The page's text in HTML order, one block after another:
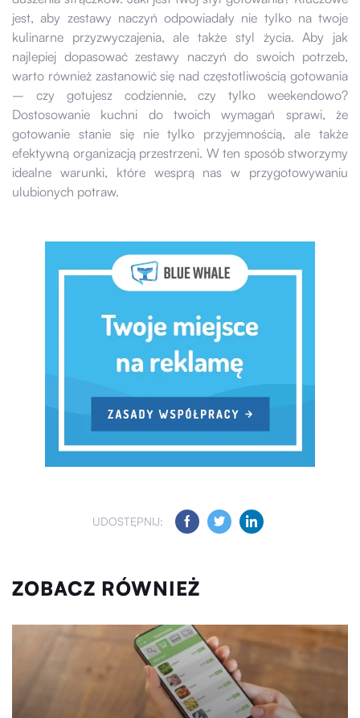
jest, aby zestawy naczyń odpowiadały nie tylko na twoje
kulinarne przyzwyczajenia, ale także styl życia. Aby jak
najlepiej dopasować zestawy naczyń do swoich potrzeb,
warto również zastanowić się nad częstotliwością gotowania
– czy gotujesz codziennie, czy tylko weekendowo?
Dostosowanie kuchni do twoich wymagań sprawi, że
gotowanie stanie się nie tylko przyjemnością, ale także
efektywną organizacją przestrzeni. W ten sposób stworzymy
idealne warunki, które wesprą nas w przygotowywaniu
ulubionych potraw.
UDOSTĘPNIJ:
ZOBACZ RÓWNIEŻ